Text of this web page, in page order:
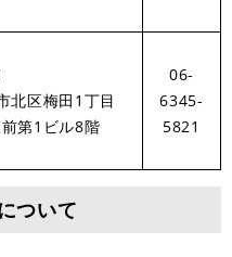
北区梅田1丁目
第1ビル8階
06-
6345-
5821
ついて